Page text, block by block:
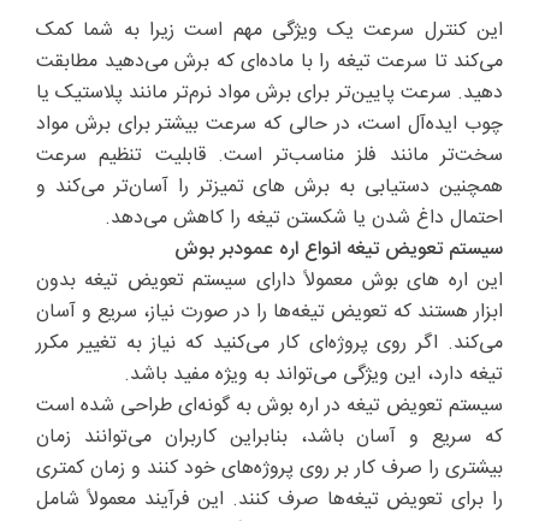
این کنترل سرعت یک ویژگی مهم است زیرا به شما کمک
می‌کند تا سرعت تیغه را با ماده‌ای که برش می‌دهید مطابقت
دهید. سرعت پایین‌تر برای برش مواد نرم‌تر مانند پلاستیک یا
چوب ایده‌آل است، در حالی که سرعت بیشتر برای برش مواد
سخت‌تر مانند فلز مناسب‌تر است. قابلیت تنظیم سرعت
همچنین دستیابی به برش های تمیزتر را آسان‌تر می‌کند و
احتمال داغ شدن یا شکستن تیغه را کاهش می‌دهد.
سیستم تعویض تیغه انواع اره عمودبر بوش
این اره های بوش معمولاً دارای سیستم تعویض تیغه بدون
ابزار هستند که تعویض تیغه‌ها را در صورت نیاز، سریع و آسان
می‌کند. اگر روی پروژه‌ای کار می‌کنید که نیاز به تغییر مکرر
تیغه دارد، این ویژگی می‌تواند به ویژه مفید باشد.
سیستم تعویض تیغه در اره بوش به گونه‌ای طراحی شده است
که سریع و آسان باشد، بنابراین کاربران می‌توانند زمان
بیشتری را صرف کار بر روی پروژه‌های خود کنند و زمان کمتری
را برای تعویض تیغه‌ها صرف کنند. این فرآیند معمولاً شامل